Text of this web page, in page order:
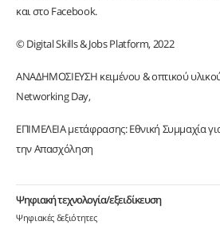
και στο Facebook.
© Digital Skills & Jobs Platform, 2022
ΑΝΑΔΗΜΟΣΙΕΥΣΗ κειμένου & οπτικού
Networking Day,
ΕΠΙΜΕΛΕΙΑ μετάφρασης: Εθνική Συμμαχία
την Απασχόληση
Ψηφιακή τεχνολογία/εξειδίκευση
Ψηφιακές δεξιότητες